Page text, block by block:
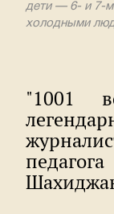
дети — 6- и 7-
холодными
"1001